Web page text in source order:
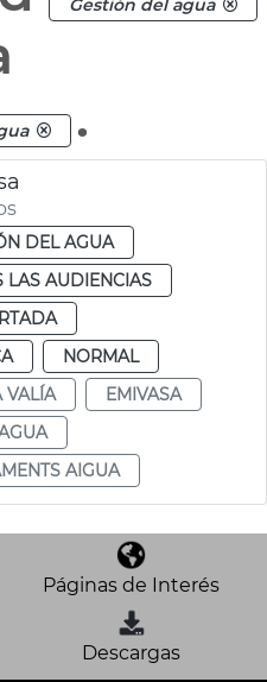
.
DEL AGUA
LAS AUDIENCIAS
NORMAL
VALÍA
EMIVASA
AIGUA
Páginas de Interés
Descargas